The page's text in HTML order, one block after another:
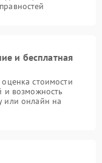
и бесплатная
стоимости
и возможность
или онлайн на